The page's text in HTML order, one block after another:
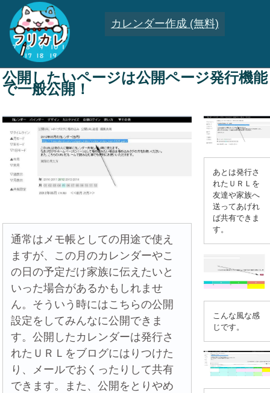
カレンダー作成 (無料)
公開したいページは公開ページ発行機能
で一般公開！
通常はメモ帳としての用途で使え
ますが、この月のカレンダーやこ
の日の予定だけ家族に伝えたいと
いった場合があるかもしれませ
ん。そういう時にはこちらの公開
設定をしてみんなに公開できま
す。公開したカレンダーは発行さ
れたＵＲＬをブログにはりつけた
り、メールでおくったりして共有
できます。また、公開をとりやめ
あとは発行さ
れたＵＲＬを
友達や家族へ
送ってあげれ
ば共有できま
す。
こんな風な感
じです。